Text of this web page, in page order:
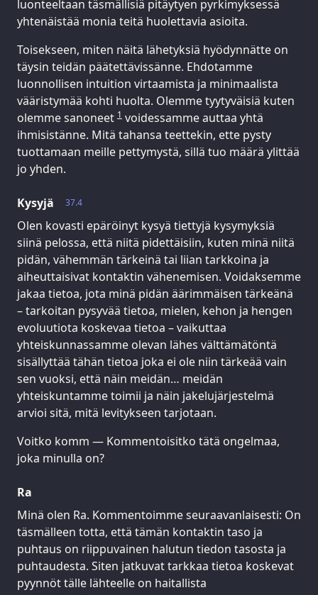
luonteeltaan täsmällisiä pitäytyen pyrkimyksessä
yhtenäistää monia teitä huolettavia asioita.
Toisekseen, miten näitä lähetyksiä hyödynnätte on
täysin teidän päätettävissänne. Ehdotamme
luonnollisen intuition virtaamista ja minimaalista
vääristymää kohti huolta. Olemme tyytyväisiä kuten
olemme sanoneet 1 voidessamme auttaa yhtä
ihmisistänne. Mitä tahansa teettekin, ette pysty
tuottamaan meille pettymystä, sillä tuo määrä ylittää
jo yhden.
37.4
Kysyjä
Olen kovasti epäröinyt kysyä tiettyjä kysymyksiä
siinä pelossa, että niitä pidettäisiin, kuten minä niitä
pidän, vähemmän tärkeinä tai liian tarkkoina ja
aiheuttaisivat kontaktin vähenemisen. Voidaksemme
jakaa tietoa, jota minä pidän äärimmäisen tärkeänä
– tarkoitan pysyvää tietoa, mielen, kehon ja hengen
evoluutiota koskevaa tietoa – vaikuttaa
yhteiskunnassamme olevan lähes välttämätöntä
sisällyttää tähän tietoa joka ei ole niin tärkeää vain
sen vuoksi, että näin meidän… meidän
yhteiskuntamme toimii ja näin jakelujärjestelmä
arvioi sitä, mitä levitykseen tarjotaan.
Voitko komm — Kommentoisitko tätä ongelmaa,
joka minulla on?
Ra
Minä olen Ra. Kommentoimme seuraavanlaisesti: On
täsmälleen totta, että tämän kontaktin taso ja
puhtaus on riippuvainen halutun tiedon tasosta ja
puhtaudesta. Siten jatkuvat tarkkaa tietoa koskevat
pyynnöt tälle lähteelle on haitallista